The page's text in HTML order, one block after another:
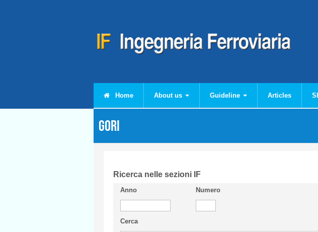
Home About us Guideline Articles
GORI
Ricerca nelle sezioni IF
Anno Numero
Cerca